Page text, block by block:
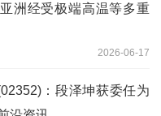
洲经受极端高温等多重
2026-06-17
：段泽坤获委任为